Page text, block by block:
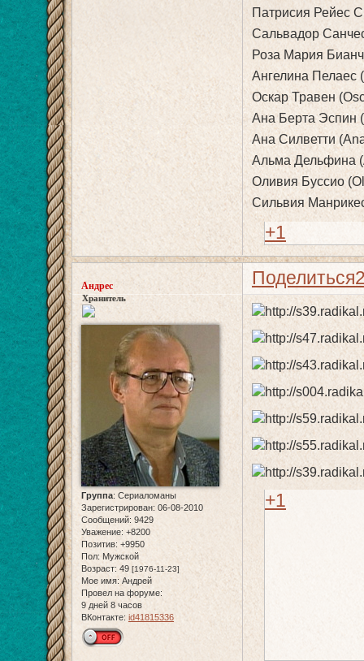
Патрисия Рейес
Сальвадор
Роза Мария
Ангелина Пелаес
Оскар Травен
Ана Берта Эспин
Ана Силветти
Альма Дельфина
Оливия Буссио
Сильвия
+1
Поделиться
Андрес
Хранитель
Группа: Сериаломаны
Зарегистрирован: 06-08-2010
Сообщений: 9429
Уважение: +8200
Позитив: +9950
Пол: Мужской
Возраст: 49 [1976-11-23]
Мое имя: Андрей
Провел на форуме:
9 дней 8 часов
ВКонтакте: id41815336
+1